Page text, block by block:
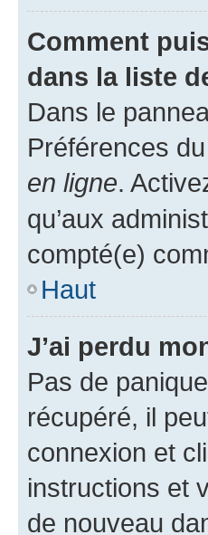
Comment
dans la liste
Dans le
Préférences
en ligne.
qu’aux
compté(e)
Haut
J’ai perdu
Pas de
récupéré, il
connexion et
instructions et
de nouveau